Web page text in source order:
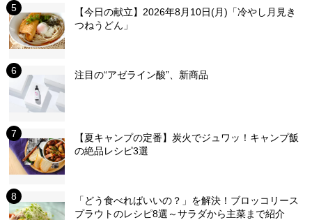
【今日の献立】2026年8月10日(月)「冷やし月見き
つねうどん」
注目の“アゼライン酸”、新商品
【夏キャンプの定番】炭火でジュワッ！キャンプ飯
の絶品レシピ3選
「どう食べればいいの？」を解決！ブロッコリース
プラウトのレシピ8選～サラダから主菜まで紹介